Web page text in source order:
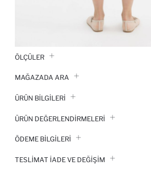
ÖLÇÜLER
MAĞAZADA ARA
ÜRÜN BILGILERI
ÜRÜN DEĞERLENDİRMELERİ
ÖDEME BİLGİLERİ
TESLIMAT İADE VE DEĞIŞIM